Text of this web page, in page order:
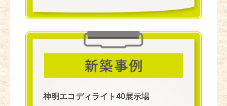
神明エコディライト40展示場